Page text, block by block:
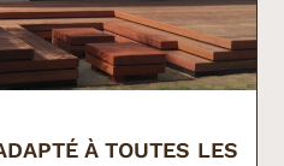
À TOUTES LES